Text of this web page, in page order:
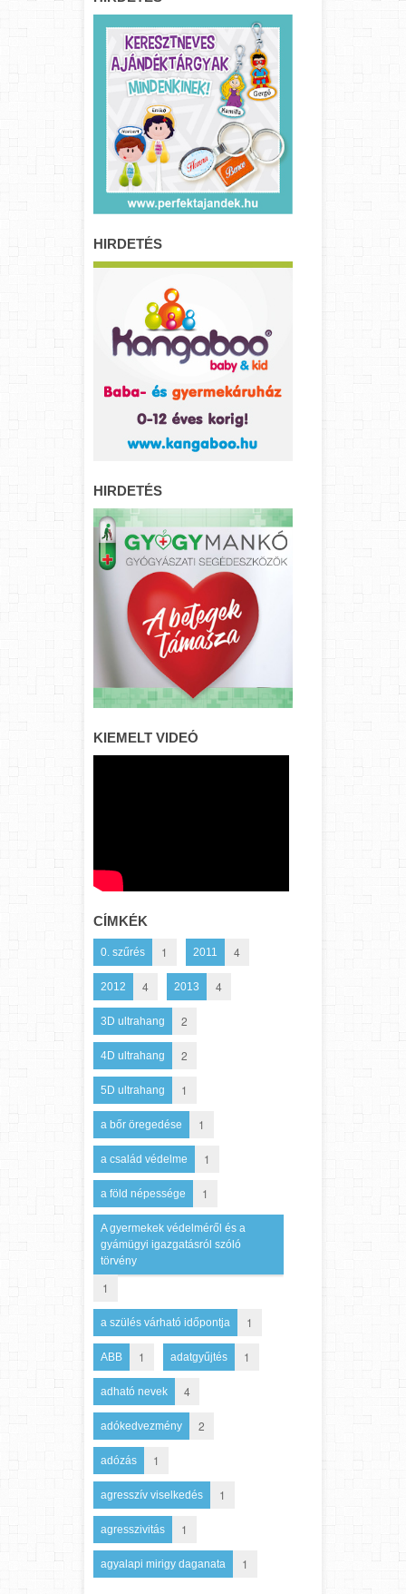
HIRDETÉS
HIRDETÉS
KIEMELT VIDEÓ
CÍMKÉK
0. szűrés 1 2011 4
2012 4 2013 4
3D ultrahang 2
4D ultrahang 2
5D ultrahang 1
a bőr öregedése 1
a család védelme 1
a föld népessége 1
A gyermekek védelméről és a
gyámügyi igazgatásról szóló
törvény
1
a szülés várható időpontja 1
ABB 1 adatgyűjtés 1
adható nevek 4
adókedvezmény 2
adózás 1
agresszív viselkedés 1
agresszivitás 1
agyalapi mirigy daganata 1